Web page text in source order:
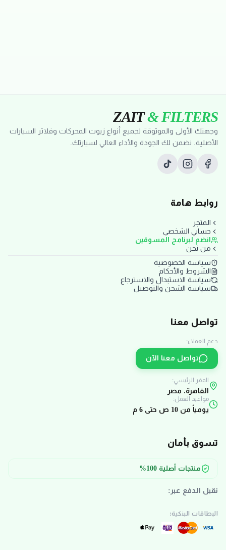
ZAIT& FILTERS
وجهتك الأولى والموثوقة لجميع أنواع زيوت المحركات وفلاتر السيارات
الأصلية. نضمن لك الجودة والأداء العالي لسيارتك.
روابط هامة
المتجر
حسابي الشخصي
انضم لبرنامج المسوقين
من نحن
سياسة الخصوصية
الشروط والأحكام
سياسة الاستبدال والاسترجاع
سياسة الشحن والتوصيل
تواصل معنا
دعم العملاء:
تواصل معنا الآن
المقر الرئيسي:
القاهرة، مصر
مواعيد العمل:
يومياً من 10 ص حتى 6 م
تسوق بأمان
منتجات أصلية 100%
نقبل الدفع عبر:
البطاقات البنكية: